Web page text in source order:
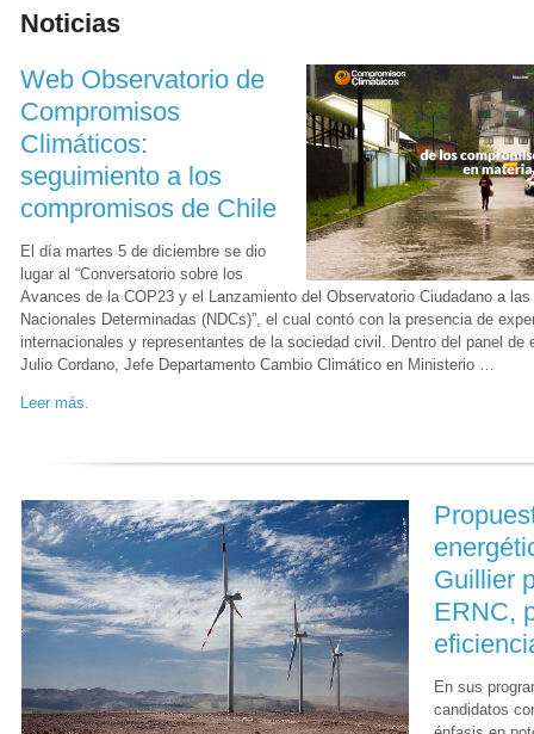
Noticias
Web Observatorio de
Compromisos
Climáticos:
seguimiento a los
compromisos de Chile
El día martes 5 de diciembre se dio
lugar al “Conversatorio sobre los
Avances de la COP23 y el Lanzamiento del Observatorio Ciudadano a
Nacionales Determinadas (NDCs)”, el cual contó con la presencia de
internacionales y representantes de la sociedad civil. Dentro del panel de
Julio Cordano, Jefe Departamento Cambio Climático en Ministerio …
Leer más.
Guillier
ERNC,
En sus
candidatos